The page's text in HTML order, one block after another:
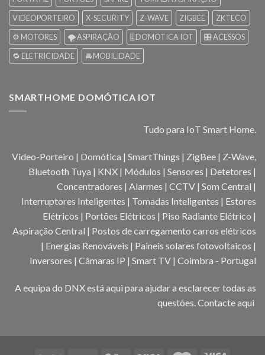
VIDEOPORTEIRO
X-SECURITY Z-WAVE ZIGBEE
ZKTECO
⚙️ MOTORES
🌪️ ASPIRAÇÃO 🎚️ DOMOTICA IOT
🎛️ ACESSOS
🔁 ELETRICIDADE
🚘 MOBILIDADE
SMARTHOME DOMÓTICA IOT
Tudo para IoT Smart Home.
Video-Porteiro | Domótica | SmartThings | ZigBee | Z-Wave,
Bluetooth Tuya | KNX | Módulos | Sensores | Detetores |
Concentradores | Alarmes | CCTV | Som Central |
Interruptores Inteligentes | Tomadas Inteligentes | Estores
Elétricos | Portões Elétricos | Piso Radiante Elétrico |
Aspiração Central | Postos de carregamento carros elétricos
| Energias Renováveis | Paineis solares fotovoltaicos |
Inversores | Câmaras IP | Smart TV | Coimbra - Portugal
A equipa do DNX está aqui para ajudar a esclarecer todas as
questões. Contacte aqui